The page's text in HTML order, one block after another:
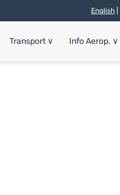
English
Transport ∨ Info Aerop. ∨